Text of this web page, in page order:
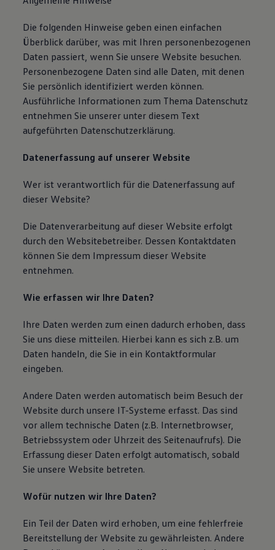
Lifestyle
Transport
Familie
Elektromobilität
Volkswagen R
Pannen- und Unfallhilfe
Volkswagen Kundenbetreuung
Die folgenden Hinweise geben einen einfachen
Überblick darüber, was mit Ihren personenbezogenen
Daten passiert, wenn Sie unsere Website besuchen.
Personenbezogene Daten sind alle Daten, mit denen
Sie persönlich identifiziert werden können.
Ausführliche Informationen zum Thema Datenschutz
entnehmen Sie unserer unter diesem Text
aufgeführten Datenschutzerklärung.
Datenerfassung auf unserer Website
Wer ist verantwortlich für die Datenerfassung auf
dieser Website?
Die Datenverarbeitung auf dieser Website erfolgt
durch den Websitebetreiber. Dessen Kontaktdaten
können Sie dem Impressum dieser Website
entnehmen.
Wie erfassen wir Ihre Daten?
Ihre Daten werden zum einen dadurch erhoben, dass
Sie uns diese mitteilen. Hierbei kann es sich z.B. um
Daten handeln, die Sie in ein Kontaktformular
eingeben.
Andere Daten werden automatisch beim Besuch der
Website durch unsere IT-Systeme erfasst. Das sind
vor allem technische Daten (z.B. Internetbrowser,
Betriebssystem oder Uhrzeit des Seitenaufrufs). Die
Erfassung dieser Daten erfolgt automatisch, sobald
Sie unsere Website betreten.
Wofür nutzen wir Ihre Daten?
Ein Teil der Daten wird erhoben, um eine fehlerfreie
Bereitstellung der Website zu gewährleisten. Andere